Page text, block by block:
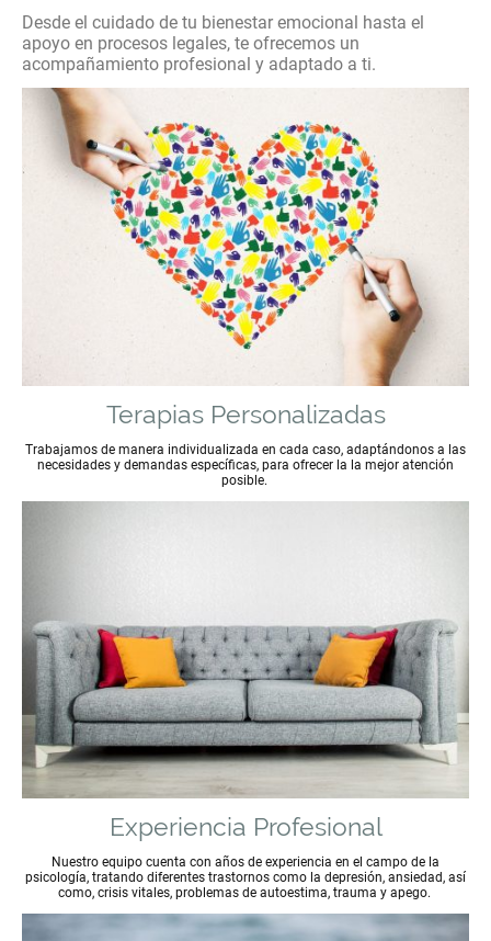
Desde el cuidado de tu bienestar emocional hasta el
apoyo en procesos legales, te ofrecemos un
acompañamiento profesional y adaptado a ti.
Terapias Personalizadas
Trabajamos de manera individualizada en cada caso, adaptándonos a las
necesidades y demandas específicas, para ofrecer la la mejor atención
posible.
Nuestro equipo cuenta con años de experiencia en el campo de la
psicología, tratando diferentes trastornos como la depresión, ansiedad, así
como, crisis vitales, problemas de autoestima, trauma y apego.
Experiencia Profesional